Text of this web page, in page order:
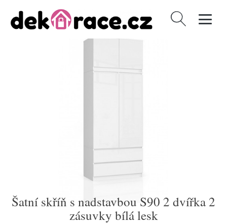
Vyhledávání
Šatní skříň s nadstavbou S90 2 dvířka 2
zásuvky bílá lesk